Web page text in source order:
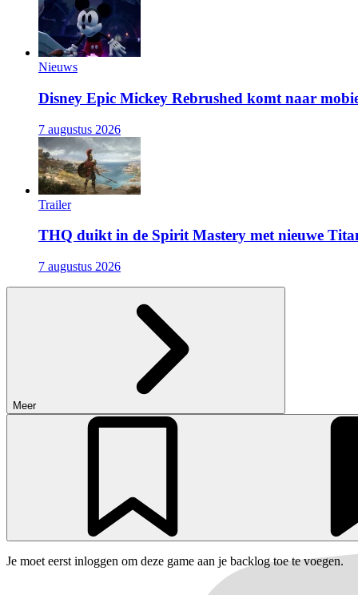
Nieuws
Disney Epic Mickey Rebrushed komt naar
7 augustus 2026
Trailer
THQ duikt in de Spirit Mastery met nieuwe
7 augustus 2026
Meer
Je moet eerst inloggen om deze game aan je backlog toe te voegen.